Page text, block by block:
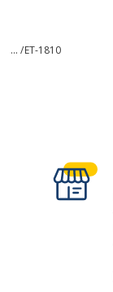
... /ET-1810